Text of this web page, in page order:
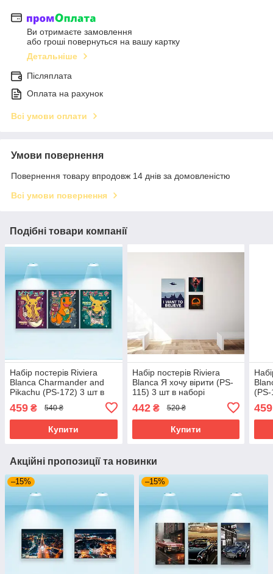
Ви отримаєте замовлення
або гроші повернуться на вашу картку
Детальніше
Післяплата
Оплата на рахунок
Всі умови оплати
Умови повернення
Повернення товару впродовж 14 днів за домовленістю
Всі умови повернення
Подібні товари компанії
Набір постерів Riviera
Blanca Charmander and
Pikachu (PS-172) 3 шт в
459 ₴ 540 ₴
Купити
Набір постерів Riviera
Blanca Я хочу вірити (PS-
115) 3 шт в наборі
442₴ 520 ₴
Купити
459
Акційні пропозиції та новинки
–15% –15%